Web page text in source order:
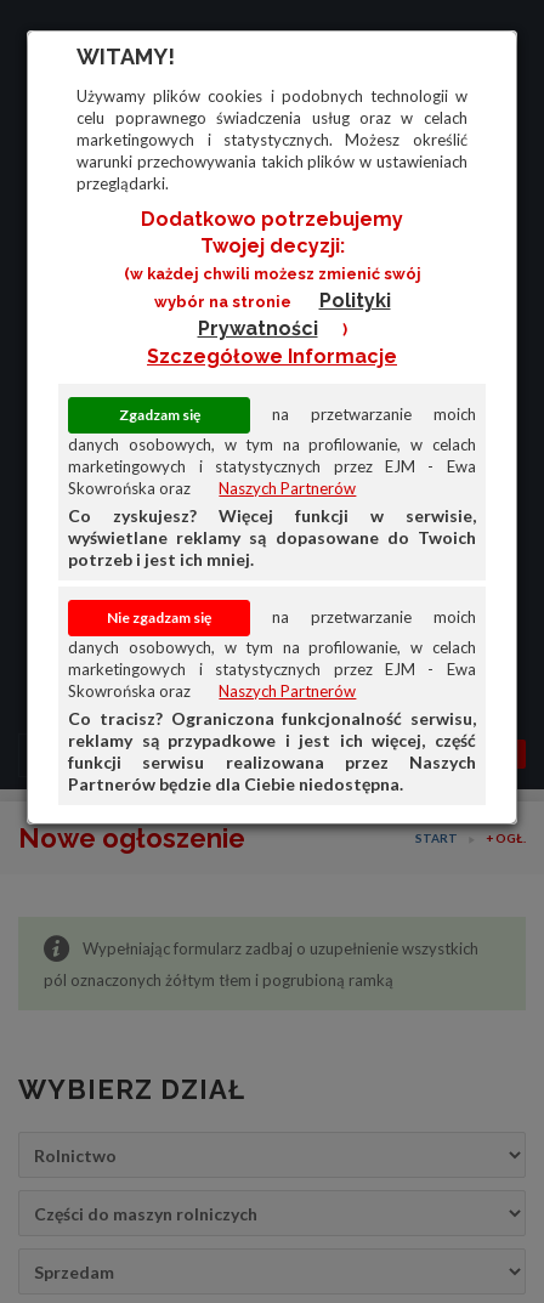
WITAMY!
Używamy plików cookies i podobnych technologii w
celu poprawnego świadczenia usług oraz w celach
marketingowych i statystycznych. Możesz określić
warunki przechowywania takich plików w ustawieniach
przeglądarki.
Dodatkowo potrzebujemy
Twojej decyzji:
(w każdej chwili możesz zmienić swój
wybór na stronie
Polityki
Prywatności
)
Szczegółowe Informacje
na przetwarzanie moich
danych osobowych, w tym na profilowanie, w celach
marketingowych i statystycznych przez EJM - Ewa
Skowrońska oraz
Naszych Partnerów
Co zyskujesz? Więcej funkcji w serwisie,
wyświetlane reklamy są dopasowane do Twoich
potrzeb i jest ich mniej.
na przetwarzanie moich
danych osobowych, w tym na profilowanie, w celach
marketingowych i statystycznych przez EJM - Ewa
Skowrońska oraz
Naszych Partnerów
Co tracisz? Ograniczona funkcjonalność serwisu,
reklamy są przypadkowe i jest ich więcej, część
funkcji serwisu realizowana przez Naszych
Partnerów będzie dla Ciebie niedostępna.
MENU MOJA AG
PRZEGLĄD
DOŁADUJ KONTO
KOSZYK
Nowe ogłoszenie START + OGŁ.
Wypełniając formularz zadbaj o uzupełnienie wszystkich
pól oznaczonych żółtym tłem i pogrubioną ramką
WYBIERZ DZIAŁ